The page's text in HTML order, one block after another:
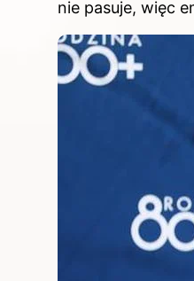
nie pasuje, więc